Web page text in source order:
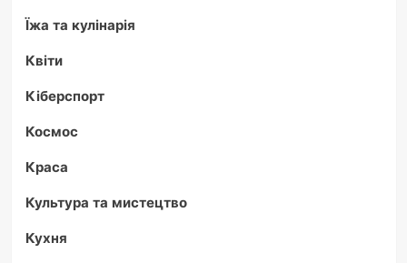
Їжа та кулінарія
Квіти
Кіберспорт
Космос
Краса
Культура та мистецтво
Кухня